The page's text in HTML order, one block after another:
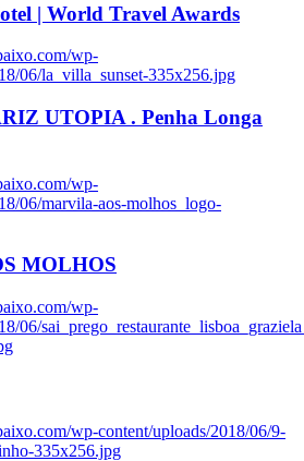
| World Travel Awards
wp-
06/la_villa_sunset-335x256.jpg
UTOPIA . Penha Longa
wp-
06/marvila-aos-molhos_logo-
MOLHOS
wp-
06/
wp-content/uploads/2018/06/9-
335x256.jpg